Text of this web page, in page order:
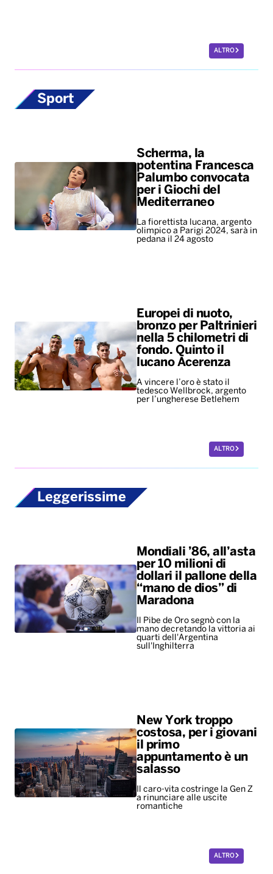
ALTRO
Sport
Scherma, la
potentina Francesca
Palumbo convocata
per i Giochi del
Mediterraneo
La fiorettista lucana, argento
olimpico a Parigi 2024, sarà in
pedana il 24 agosto
Europei di nuoto,
bronzo per Paltrinieri
nella 5 chilometri di
fondo. Quinto il
lucano Acerenza
A vincere l’oro è stato il
tedesco Wellbrock, argento
per l’ungherese Betlehem
ALTRO
Leggerissime
Mondiali ’86, all’asta
per 10 milioni di
dollari il pallone della
“mano de dios” di
Maradona
Il Pibe de Oro segnò con la
mano decretando la vittoria ai
quarti dell'Argentina
sull'Inghilterra
New York troppo
costosa, per i giovani
il primo
appuntamento è un
salasso
Il caro-vita costringe la Gen Z
a rinunciare alle uscite
romantiche
ALTRO